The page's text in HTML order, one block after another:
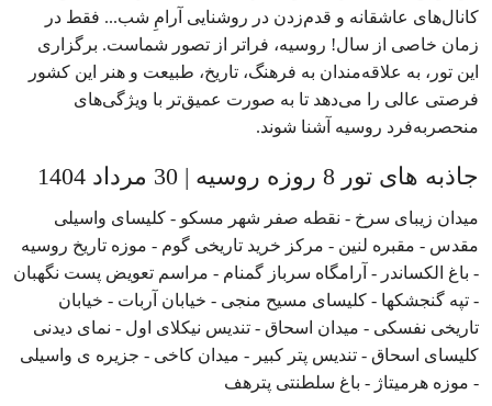
کانال‌های عاشقانه و قدم‌زدن در روشنایی آرامِ شب... فقط در
زمان خاصی از سال! روسیه، فراتر از تصور شماست. برگزاری
این تور، به علاقه‌مندان به فرهنگ، تاریخ، طبیعت و هنر این کشور
فرصتی عالی را می‌دهد تا به صورت عمیق‌تر با ویژگی‌های
منحصربه‌فرد روسیه آشنا شوند.
جاذبه های تور 8 روزه روسیه | 30 مرداد 1404
میدان زیبای سرخ - نقطه صفر شهر مسکو - کلیسای واسیلی
مقدس - مقبره لنین - مرکز خرید تاریخی گوم - موزه تاریخ روسیه
- باغ الکساندر - آرامگاه سرباز گمنام - مراسم تعویض پست نگهبان
- تپه گنجشکها - کلیسای مسیح منجی - خیابان آربات - خیابان
تاریخی نفسکی - میدان اسحاق - تندیس نیکلای اول - نمای دیدنی
کلیسای اسحاق - تندیس پتر کبیر - میدان کاخی - جزیره ی واسیلی
- موزه هرمیتاژ - باغ سلطنتی پترهف